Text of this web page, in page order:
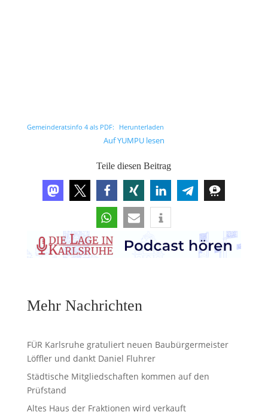
Gemeinderatsinfo 4 als PDF: Herunterladen
Auf YUMPU lesen
Teile diesen Beitrag
Mehr Nachrichten
FÜR Karlsruhe gratuliert neuen Baubürgermeister
Löffler und dankt Daniel Fluhrer
Städtische Mitgliedschaften kommen auf den
Prüfstand
Altes Haus der Fraktionen wird verkauft